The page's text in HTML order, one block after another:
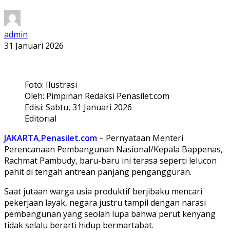
admin
31 Januari 2026
Foto: Ilustrasi
Oleh: Pimpinan Redaksi Penasilet.com
Edisi: Sabtu, 31 Januari 2026
Editorial
JAKARTA,Penasilet.com – Pernyataan Menteri
Perencanaan Pembangunan Nasional/Kepala Bappenas,
Rachmat Pambudy, baru-baru ini terasa seperti lelucon
pahit di tengah antrean panjang pengangguran.
Saat jutaan warga usia produktif berjibaku mencari
pekerjaan layak, negara justru tampil dengan narasi
pembangunan yang seolah lupa bahwa perut kenyang
tidak selalu berarti hidup bermartabat.